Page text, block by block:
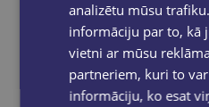
analizētu mūsu
informāciju par to, kā
vietni ar mūsu
partneriem, kuri to
informāciju, ko esat